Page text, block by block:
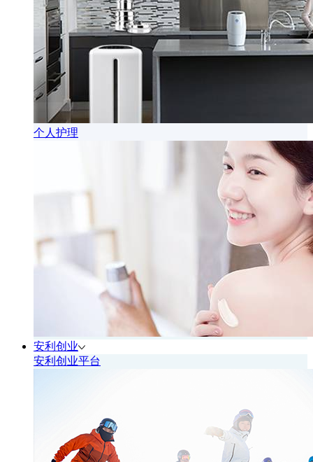
个人护理
安利创业
安利创业平台